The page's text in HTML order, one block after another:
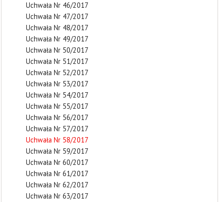
Uchwała Nr 46/2017
Uchwała Nr 47/2017
Uchwała Nr 48/2017
Uchwała Nr 49/2017
Uchwała Nr 50/2017
Uchwała Nr 51/2017
Uchwała Nr 52/2017
Uchwała Nr 53/2017
Uchwała Nr 54/2017
Uchwała Nr 55/2017
Uchwała Nr 56/2017
Uchwała Nr 57/2017
Uchwała Nr 58/2017
Uchwała Nr 59/2017
Uchwała Nr 60/2017
Uchwała Nr 61/2017
Uchwała Nr 62/2017
Uchwała Nr 63/2017